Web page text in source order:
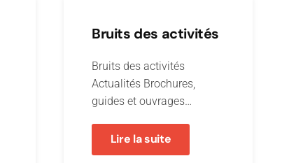
Bruits des activités
Bruits des activités
Actualités Brochures,
guides et ouvrages…
Lire la suite